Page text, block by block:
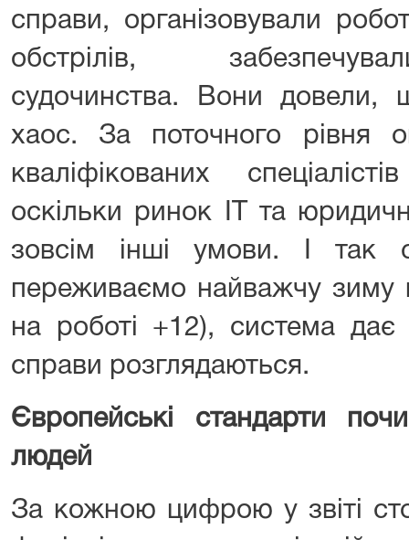
справи, організовували
обстрілів,
судочинства. Вони довели,
хаос. За поточного рівня
кваліфікованих
оскільки ринок ІТ та
зовсім інші умови. І
переживаємо найважчу зиму
на роботі +12), система дає
справи розглядаються.
Європейські стандарти
людей
За кожною цифрою у звіті